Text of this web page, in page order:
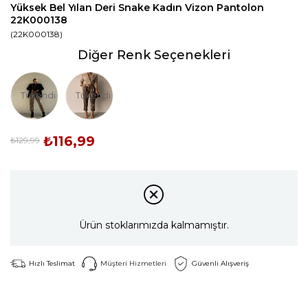
Yüksek Bel Yılan Deri Snake Kadın Vizon Pantolon
22K000138
(22K000138)
Diğer Renk Seçenekleri
Tükendi Tükendi
₺129,99 ₺116,99
Ürün stoklarımızda kalmamıştır.
Hızlı Teslimat Müşteri Hizmetleri Güvenli Alışveriş